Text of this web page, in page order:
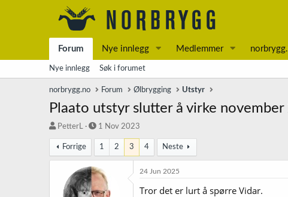
Forum Nye innlegg Medlemmer
Nye innlegg Søk i forumet
norbrygg.no Forum Ølbrygging Utstyr
Plaato utstyr slutter å virke november
T
å
d
PetterL
S
a
r
t
d
a
1 Nov 2023
Forrige 1 2 3 4 Neste
24 Jun 2025
Tror det er lurt å spørre Vidar.